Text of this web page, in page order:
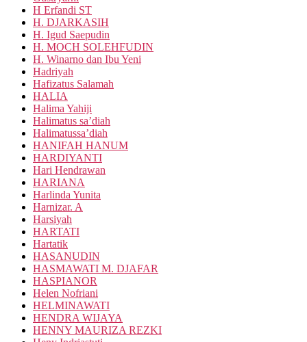
H Erfandi ST
H. DJARKASIH
H. Igud Saepudin
H. MOCH SOLEHFUDIN
H. Winarno dan Ibu Yeni
Hadriyah
Hafizatus Salamah
HALIA
Halima Yahiji
Halimatus sa’diah
Halimatussa’diah
HANIFAH HANUM
HARDIYANTI
Hari Hendrawan
HARIANA
Harlinda Yunita
Harnizar. A
Harsiyah
HARTATI
Hartatik
HASANUDIN
HASMAWATI M. DJAFAR
HASPIANOR
Helen Nofriani
HELMINAWATI
HENDRA WIJAYA
HENNY MAURIZA REZKI